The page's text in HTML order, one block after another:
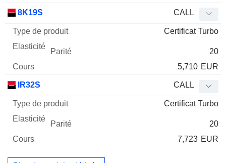
8K19S CALL
Certificat Turbo
20
5,710 EUR
IR32S CALL
Certificat Turbo
20
7,723 EUR